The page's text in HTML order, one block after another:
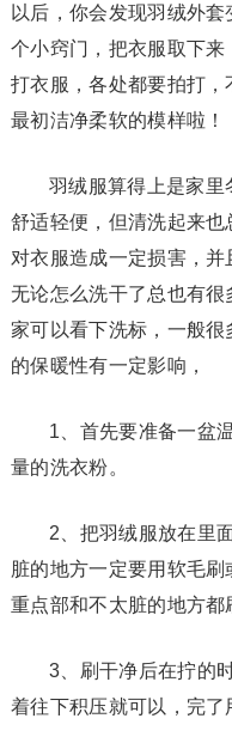
以后，你会发现羽绒外
个小窍门，把衣服取下
打衣服，各处都要拍打
最初洁净柔软的模样啦！
羽绒服算得上是家里
舒适轻便，但清洗起来
对衣服造成一定损害，并
无论怎么洗干了总也有
家可以看下洗标，一般
的保暖性有一定影响，
1、首先要准备一盆
量的洗衣粉。
2、把羽绒服放在里
脏的地方一定要用软毛
重点部和不太脏的地方都
3、刷干净后在拧的
着往下积压就可以，完了